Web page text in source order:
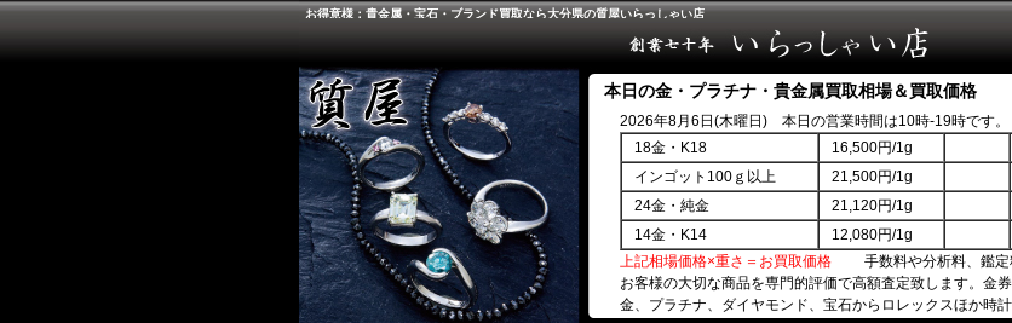
お得意様：貴金属・宝石・ブランド買取なら大分県の質屋いらっしゃい店
本日の金・プラチナ・貴金属買取相場＆買取価格
2026年8月6日(木曜日) 本日の営業時間は10時-19時です。
18金・K18
16,500円/1g
インゴット100ｇ以上
21,500円/1g
24金・純金
21,120円/1g
14金・K14
12,080円/1g
上記相場価格×重さ＝お買取価格 手数料や分析料、鑑定
お客様の大切な商品を専門的評価で高額査定致します。金
金、プラチナ、ダイヤモンド、宝石からロレックスほか時